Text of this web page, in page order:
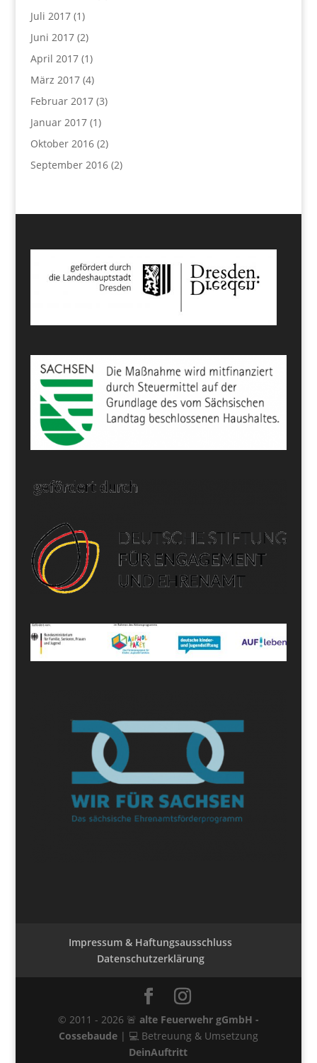
Juli 2017(1)
Juni 2017(2)
April 2017(1)
März 2017(4)
Februar 2017(3)
Januar 2017(1)
Oktober 2016(2)
September 2016(2)
Impressum & Haftungsausschluss
Datenschutzerklärung
© 2011 - 2026 🚨 alte Feuerwehr gGmbH -
Cossebaude| 💻 Betreuung & Umsetzung
DeinAuftritt